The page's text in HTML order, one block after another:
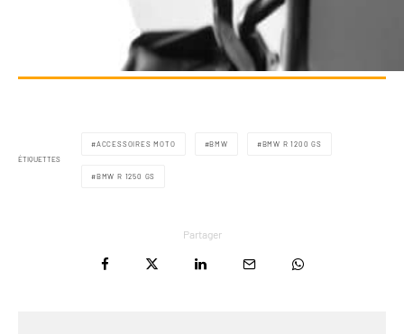
ÉTIQUETTES
ACCESSOIRES MOTO BMW BMW R 1200 GS
BMW R 1250 GS
Partager